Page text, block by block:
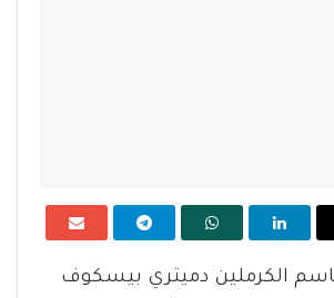
الكرملين دميتري بيسكوف